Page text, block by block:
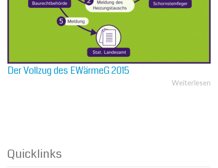
Der Vollzug des EWärmeG 2015
Weiterlesen
Quicklinks